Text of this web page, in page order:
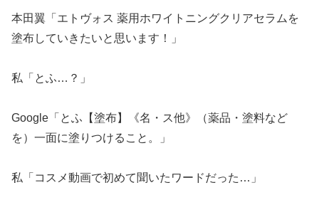
本田翼「エトヴォス 薬用ホワイトニングクリアセラムを
塗布していきたいと思います！」
私「とふ…？」
Google「とふ【塗布】《名・ス他》（薬品・塗料など
を）一面に塗りつけること。」
私「コスメ動画で初めて聞いたワードだった…」